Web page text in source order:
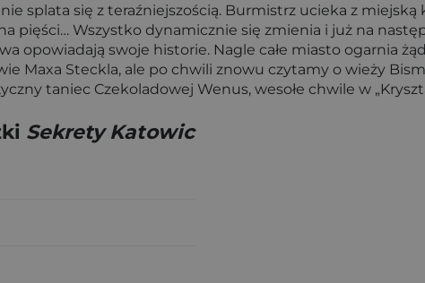
splata się z teraźniejszością. Burmistrz ucieka z
pięści… Wszystko dynamicznie się zmienia i już na
opowiadają swoje historie. Nagle całe miasto ogarnia
Maxa Steckla, ale po chwili znowu czytamy o wieży
taniec Czekoladowej Wenus, wesołe chwile w
Sekrety Katowic